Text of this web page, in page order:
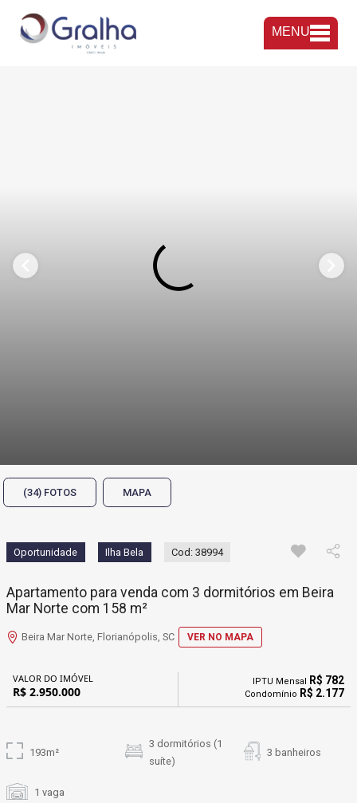
MENU
(34) FOTOS MAPA
Oportunidade Ilha Bela Cod: 38994
Apartamento para venda com 3 dormitórios em Beira
Mar Norte com 158 m²
Beira Mar Norte, Florianópolis, SC VER NO MAPA
VALOR DO IMÓVEL
R$ 2.950.000
IPTU Mensal R$ 782
Condomínio R$ 2.177
193m²
3 dormitórios (1
suíte)
3 banheiros
1 vaga